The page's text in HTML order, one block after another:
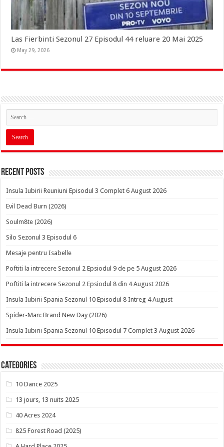
Las Fierbinti Sezonul 27 Episodul 44 reluare 20 Mai 2025
May 29, 2026
Recent Posts
Insula Iubirii Reuniuni Episodul 3 Complet 6 August 2026
Evil Dead Burn (2026)
Soulm8te (2026)
Silo Sezonul 3 Episodul 6
Mesaje pentru Isabelle
Poftiti la intrecere Sezonul 2 Epsiodul 9 de pe 5 August 2026
Poftiti la intrecere Sezonul 2 Epsiodul 8 din 4 August 2026
Insula Iubirii Spania Sezonul 10 Episodul 8 Intreg 4 August
Spider-Man: Brand New Day (2026)
Insula Iubirii Spania Sezonul 10 Episodul 7 Complet 3 August 2026
Categories
10 Dance 2025
13 jours, 13 nuits 2025
40 Acres 2024
825 Forest Road (2025)